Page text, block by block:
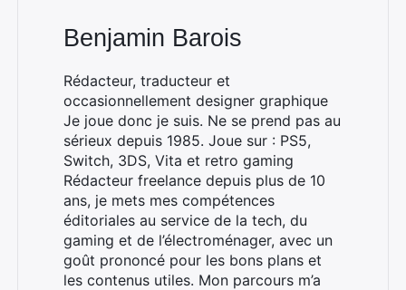
Benjamin Barois
Rédacteur, traducteur et
occasionnellement designer graphique
Je joue donc je suis. Ne se prend pas au
sérieux depuis 1985. Joue sur : PS5,
Switch, 3DS, Vita et retro gaming
Rédacteur freelance depuis plus de 10
ans, je mets mes compétences
éditoriales au service de la tech, du
gaming et de l’électroménager, avec un
goût prononcé pour les bons plans et
les contenus utiles. Mon parcours m’a